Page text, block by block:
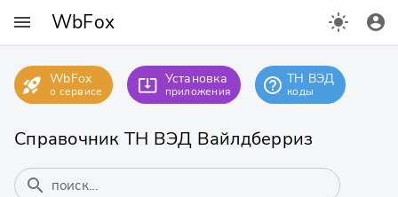
menu WbFox light_mode account_circle
rocket_launch WbFox
о сервисе system_update_alt Установка
приложения help_outline ТН ВЭД
коды
Справочник ТН ВЭД Вайлдберриз
search